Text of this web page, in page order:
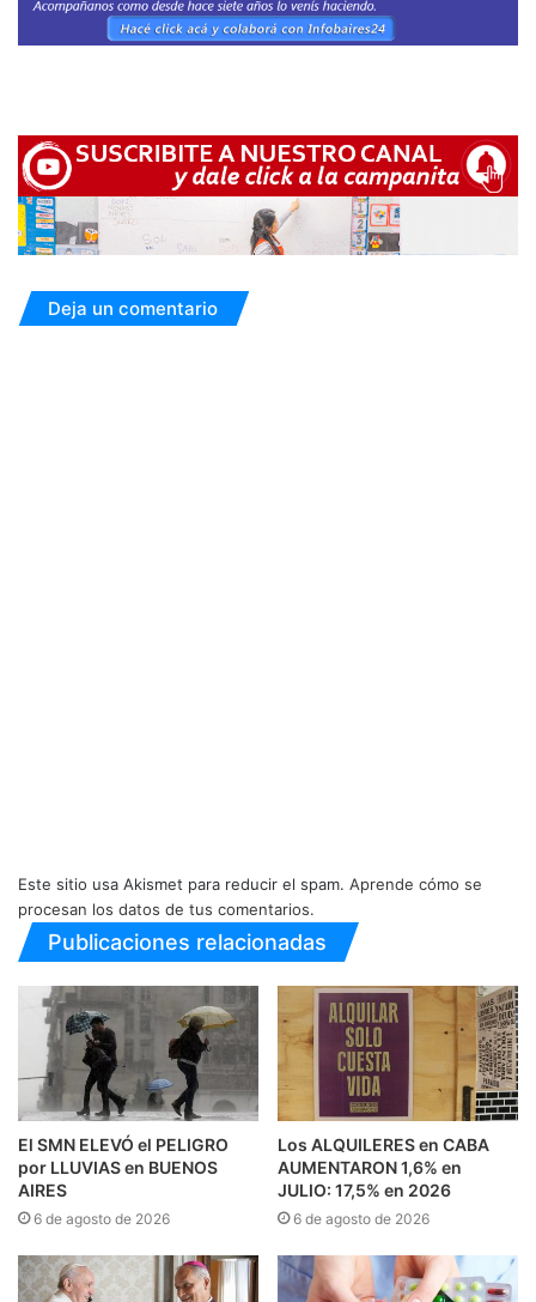
Deja un comentario
Este sitio usa Akismet para reducir el spam. Aprende cómo se
procesan los datos de tus comentarios.
Publicaciones relacionadas
El SMN ELEVÓ el PELIGRO
por LLUVIAS en BUENOS
AIRES
6 de agosto de 2026
Los ALQUILERES en CABA
AUMENTARON 1,6% en
JULIO: 17,5% en 2026
6 de agosto de 2026